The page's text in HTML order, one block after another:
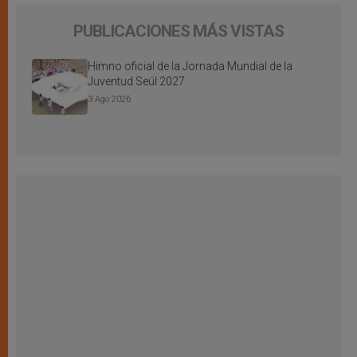
PUBLICACIONES MÁS VISTAS
Himno oficial de la Jornada Mundial de la
Juventud Seúl 2027
3 Ago 2026